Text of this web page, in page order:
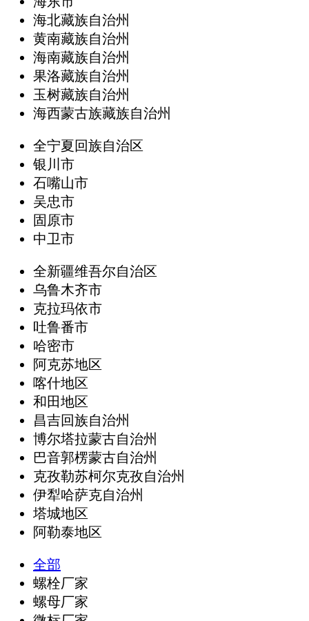
海北藏族自治州
黄南藏族自治州
海南藏族自治州
果洛藏族自治州
玉树藏族自治州
海西蒙古族藏族自治州
全宁夏回族自治区
银川市
石嘴山市
吴忠市
固原市
中卫市
全新疆维吾尔自治区
乌鲁木齐市
克拉玛依市
吐鲁番市
哈密市
阿克苏地区
喀什地区
和田地区
昌吉回族自治州
博尔塔拉蒙古自治州
巴音郭楞蒙古自治州
克孜勒苏柯尔克孜自治州
伊犁哈萨克自治州
塔城地区
阿勒泰地区
全部
螺栓厂家
螺母厂家